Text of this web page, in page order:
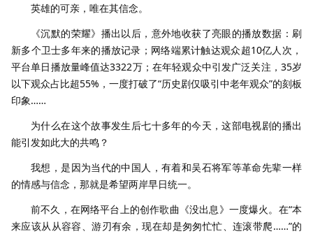
英雄的可亲，唯在其信念。
《沉默的荣耀》播出以后，意外地收获了亮眼的播放数据：刷
新多个卫士多年来的播放记录；网络端累计触达观众超10亿人次，
平台单日播放量峰值达3322万；在年轻观众中引发广泛关注，35岁
以下观众占比超55%，一度打破了“历史剧仅吸引中老年观众”的刻板
印象……
为什么在这个故事发生后七十多年的今天，这部电视剧的播出
能引发如此大的共鸣？
我想，是因为当代的中国人，有着和吴石将军等革命先辈一样
的情感与信念，那就是希望两岸早日统一。
前不久，在网络平台上的创作歌曲《没出息》一度爆火。在“本
来应该从从容容、游刃有余，现在却是匆匆忙忙、连滚带爬……”的